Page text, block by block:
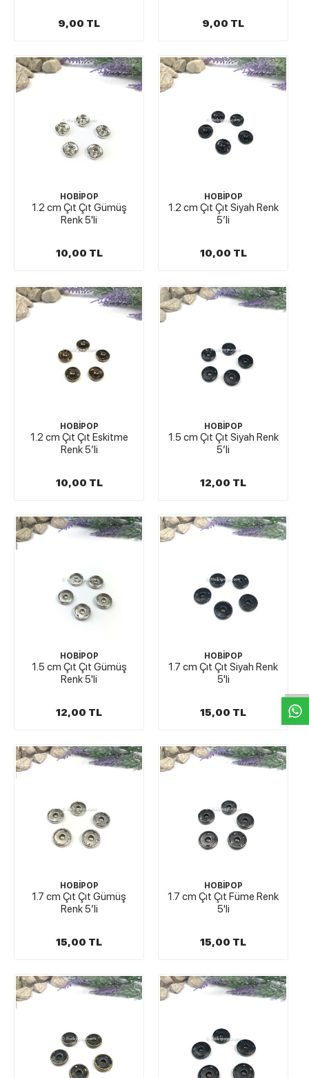
9,00 TL 9,00 TL
HOBİPOP
1.2 cm Çıt Çıt Gümüş
Renk 5'li
10,00 TL
HOBİPOP
1.2 cm Çıt Çıt Siyah Renk
5′li
10,00 TL
HOBİPOP
1.2 cm Çıt Çıt Eskitme
Renk 5′li
10,00 TL
HOBİPOP
1.5 cm Çıt Çıt Siyah Renk
5′li
12,00 TL
HOBİPOP
1.5 cm Çıt Çıt Gümüş
Renk 5'li
12,00 TL
HOBİPOP
1.7 cm Çıt Çıt Siyah Renk
5'li
15,00 TL
HOBİPOP
1.7 cm Çıt Çıt Gümüş
Renk 5′li
15,00 TL
HOBİPOP
1.7 cm Çıt Çıt Füme Renk
5'li
15,00 TL